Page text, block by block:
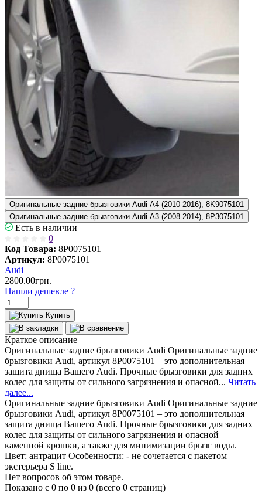
Оригинальные задние брызговики Audi A4 (2010-2016), 8K9075101
Оригинальные задние брызговики Audi A3 (2008-2014), 8P3075101
Есть в наличии
0
Код Товара: 8P0075101
Артикул: 8P0075101
Audi
2800.00грн.
Нашли дешевле ?
Купить
Краткое описание
Оригинальные задние брызговики Audi Оригинальные задние
брызговики Audi, артикул 8P0075101 – это дополнительная
защита днища Вашего Audi. Прочные брызговики для задних
колес для защиты от сильного загрязнения и опасной... Читать
далее...
Оригинальные задние брызговики Audi Оригинальные задние
брызговики Audi, артикул 8P0075101 – это дополнительная
защита днища Вашего Audi. Прочные брызговики для задних
колес для защиты от сильного загрязнения и опасной
каменной крошки, а также для минимизации брызг воды.
Цвет: антрацит Особенности: - не сочетается с пакетом
экстерьера S line.
Нет вопросов об этом товаре.
Показано с 0 по 0 из 0 (всего 0 страниц)